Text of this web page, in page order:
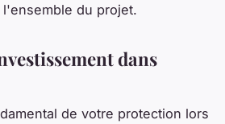
du projet.
dans
de votre protection lors